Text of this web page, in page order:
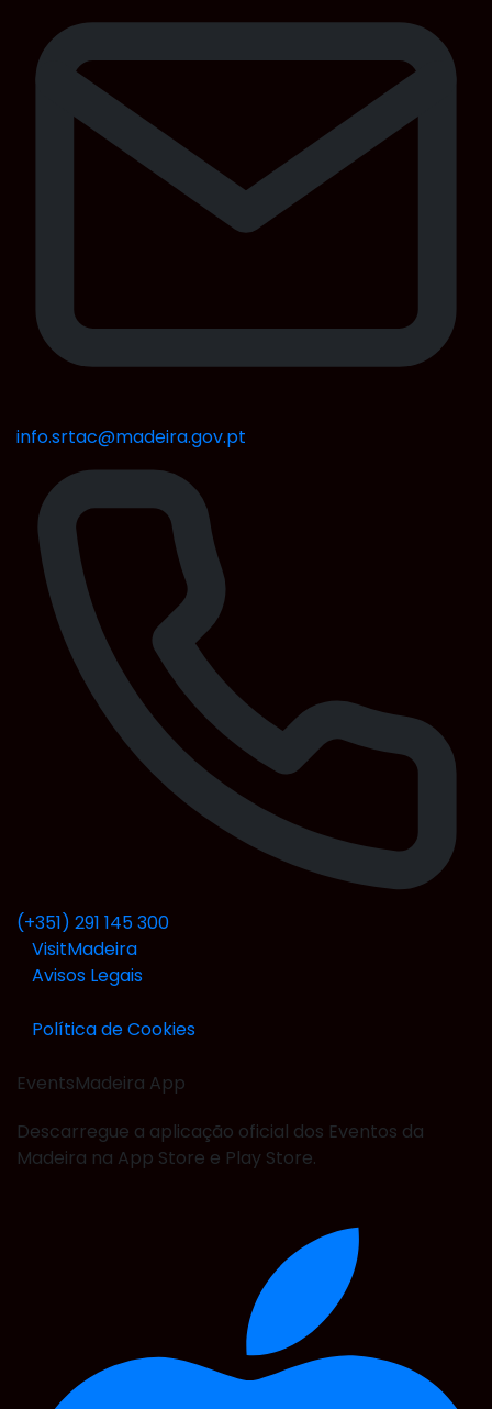
info.srtac@madeira.gov.pt
(+351) 291 145 300
VisitMadeira
Avisos Legais
Política de Cookies
EventsMadeira App
Descarregue a aplicação oficial dos Eventos da
Madeira na App Store e Play Store.